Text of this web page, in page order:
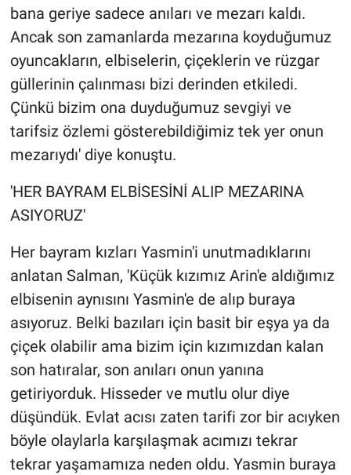
bana geriye sadece anıları ve mezarı kaldı.
Ancak son zamanlarda mezarına koyduğumuz
oyuncakların, elbiselerin, çiçeklerin ve rüzgar
güllerinin çalınması bizi derinden etkiledi.
Çünkü bizim ona duyduğumuz sevgiyi ve
tarifsiz özlemi gösterebildiğimiz tek yer onun
mezarıydı' diye konuştu.
'HER BAYRAM ELBİSESİNİ ALIP MEZARINA
ASIYORUZ'
Her bayram kızları Yasmin'i unutmadıklarını
anlatan Salman, 'Küçük kızımız Arin'e aldığımız
elbisenin aynısını Yasmin'e de alıp buraya
asıyoruz. Belki bazıları için basit bir eşya ya da
çiçek olabilir ama bizim için kızımızdan kalan
son hatıralar, son anıları onun yanına
getiriyorduk. Hisseder ve mutlu olur diye
düşündük. Evlat acısı zaten tarifi zor bir acıyken
böyle olaylarla karşılaşmak acımızı tekrar
tekrar yaşamamıza neden oldu. Yasmin buraya
Yerel Yaşam
Canlı Yayın